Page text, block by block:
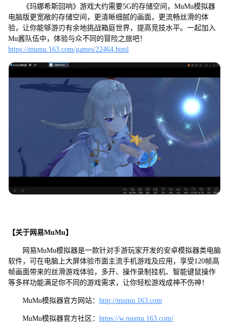
《玛娜希斯回响》游戏大约需要5G的存储空间，MuMu模拟器
电脑版更宽敞的存储空间，更清晰细腻的画面，更流畅丝滑的体
验，让你能够游刃有余地挑战箱庭世界，提高竞技水平。一起加入
Mu酱队伍中，体验与众不同的冒险之旅吧！
https://mumu.163.com/games/22464.html
【关于网易MuMu】
网易MuMu模拟器是一款针对手游玩家开发的安卓模拟器类电脑
软件，可在电脑上大屏体验市面主流手机游戏及应用，享受120帧高
帧画面带来的丝滑游戏体验，多开、操作录制挂机、智能键鼠操作
等多样功能满足你不同的游戏需求，让你轻松游戏成神不伤神！
MuMu模拟器官方网站： http://mumu.163.com
MuMu模拟器官方社区： https://w.mumu.163.com/